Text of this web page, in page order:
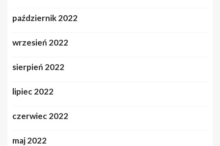
październik 2022
wrzesień 2022
sierpień 2022
lipiec 2022
czerwiec 2022
maj 2022